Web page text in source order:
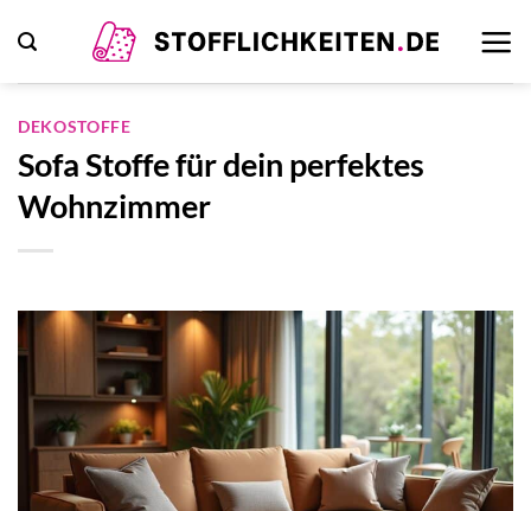
Inhalt
springen
DEKOSTOFFE
Sofa Stoffe für dein perfektes
Wohnzimmer